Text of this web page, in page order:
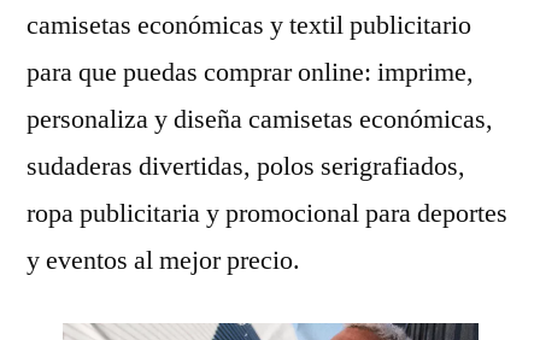
camisetas económicas y textil publicitario
para que puedas comprar online: imprime,
personaliza y diseña camisetas económicas,
sudaderas divertidas, polos serigrafiados,
ropa publicitaria y promocional para deportes
y eventos al mejor precio.